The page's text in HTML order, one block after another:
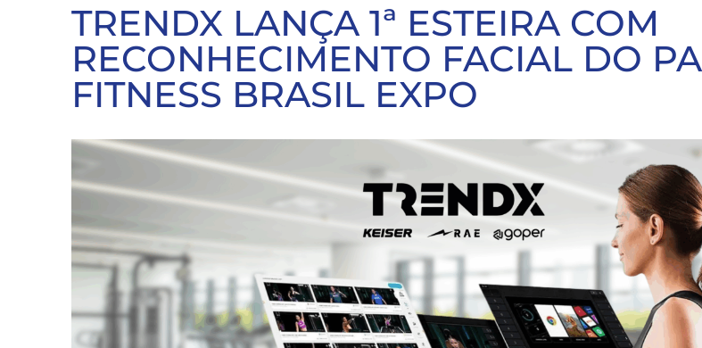
TRENDX LANÇA 1ª ESTEIRA COM
RECONHECIMENTO FACIAL DO
FITNESS BRASIL EXPO